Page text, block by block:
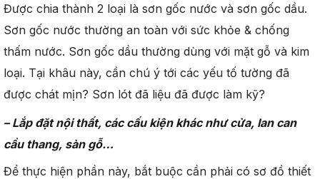
Được chia thành 2 loại là sơn gốc nước và sơn gốc dầu.
Sơn gốc nước thường an toàn với sức khỏe & chống
thấm nước. Sơn gốc dầu thường dùng với mặt gỗ và kim
loại. Tại khâu này, cần chú ý tới các yếu tố tường đã
được chát mịn? Sơn lót đã liệu đã được làm kỹ?
– Lắp đặt nội thất, các cấu kiện khác như cửa, lan can
cầu thang, sàn gỗ…
Để thực hiện phần này, bắt buộc cần phải có sơ đồ thiết